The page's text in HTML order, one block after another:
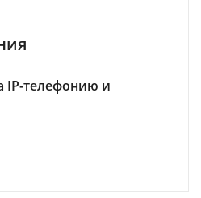
IP-телефонию и